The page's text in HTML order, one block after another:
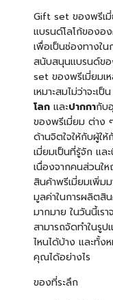
Gift set ของพรีเมี่
แบรนด์โลโก้ของ
เพื่อเป็นช่องทางใน
สนับสนุนแบรนด์ขอ
set ของพรีเมี่ยมเ
เหมาะสมไม่ว่าจะเป็น
โลกและปากกากับ
ของพรีเมี่ยม ต่าง
ด้านจิตใจให้กับผู้ใ
เมี่ยมเป็นที่รู้จัก แล
เนื่องจากคนส่วนใ
สินค้าพรีเมี่ยมเพิ่ม
มูลค่าในการผลิตสิ
มากมาย ในวันนี้เร
สามารถจัดทำในรู
ไหนได้บ้าง และทั้ง
คุณได้อย่างไร
ของที่ระลึก